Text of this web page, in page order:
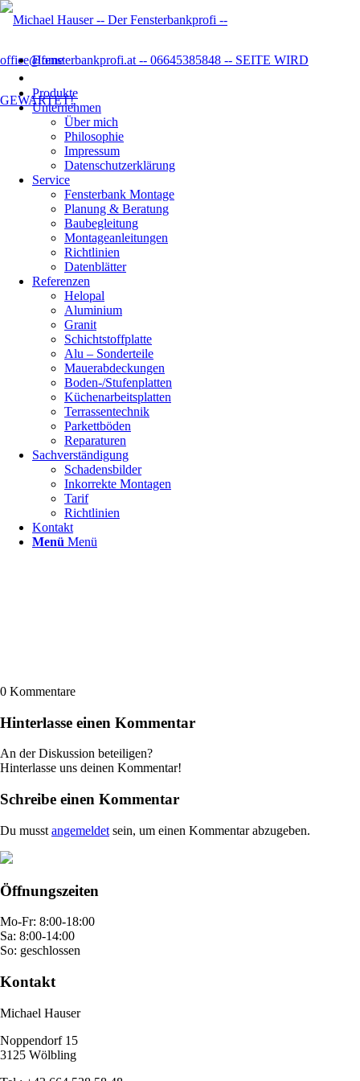
Home
Produkte
Unternehmen
Über mich
Philosophie
Impressum
Datenschutzer­klärung
Service
Fensterbank Montage
Planung & Beratung
Baubegleitung
Montageanleitungen
Richtlinien
Datenblätter
Referenzen
Helopal
Aluminium
Granit
Schichtstoffplatte
Alu – Sonderteile
Mauerabdeckungen
Boden-/Stufenplatten
Küchenarbeitsplatten
Terrassentechnik
Parkettböden
Reparaturen
Sachverständigung
Schadensbilder
Inkorrekte Montagen
Tarif
Richtlinien
Kontakt
Menü Menü
0 Kommentare
Hinterlasse einen Kommentar
An der Diskussion beteiligen?
Hinterlasse uns deinen Kommentar!
Schreibe einen Kommentar
Du musst angemeldet sein, um einen Kommentar abzugeben.
Öffnungszeiten
Mo-Fr: 8:00-18:00
Sa: 8:00-14:00
So: geschlossen
Kontakt
Michael Hauser
Noppendorf 15
3125 Wölbling